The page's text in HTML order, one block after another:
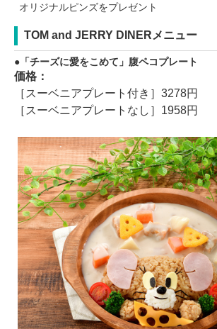
オリジナルピンズをプレゼント
TOM and JERRY DINERメニュー
「チーズに愛をこめて」腹ペコプレート
価格：
［スーベニアプレート付き］3278円
［スーベニアプレートなし］1958円